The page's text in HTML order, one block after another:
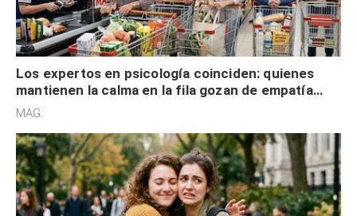
Los expertos en psicología coinciden: quienes
mantienen la calma en la fila gozan de empatía
cognitiva, gratitud y no solo tienen autocontrol
MAG.